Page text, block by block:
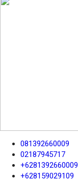
081392660009
02187945717
+6281392660009
+628159029109